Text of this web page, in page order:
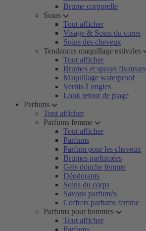
Brume corporelle
Soins
Tout afficher
Visage & Soins du corps
Soins des cheveux
Tendances maquillage estivales
Tout afficher
Brumes et sprays fixateurs
Maquillage waterproof
Vernis à ongles
Look retour de plage
Parfums
Tout afficher
Parfums femme
Tout afficher
Parfums
Parfum pour les cheveux
Brumes parfumées
Gels douche femme
Déodorants
Soins du corps
Savons parfumés
Coffrets parfums femme
Parfums pour hommes
Tout afficher
Parfums